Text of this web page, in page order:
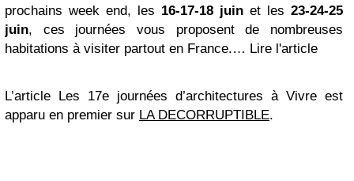
prochains week end, les 16-17-18 juin et les 23-24-25
juin, ces journées vous proposent de nombreuses
habitations à visiter partout en France.… Lire l'article
L’article Les 17e journées d’architectures à Vivre est
apparu en premier sur LA DECORRUPTIBLE.